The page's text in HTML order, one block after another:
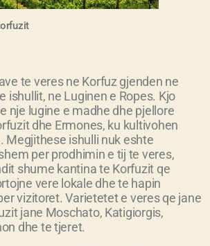
te veres ne Korfuz gjenden ne
ishullit, ne Luginen e Ropes. Kjo
nje lugine e madhe dhe pjellore
dhe Ermones, ku kultivohen
Megjithese ishulli nuk eshte
per prodhimin e tij te veres,
shume kantina te Korfuzit qe
vere lokale dhe te hapin
vizitoret. Varietetet e veres qe jane
jane Moschato, Katigiorgis,
dhe te tjeret.